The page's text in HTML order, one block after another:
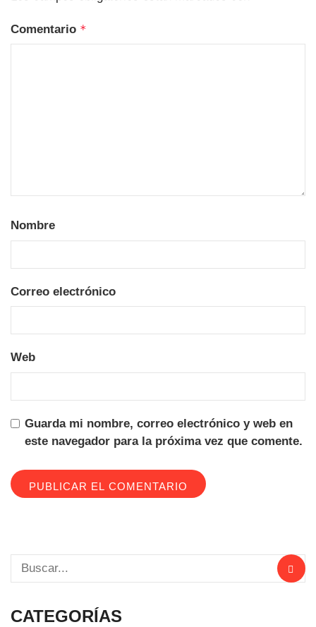
Comentario *
Nombre
Correo electrónico
Web
Guarda mi nombre, correo electrónico y web en
este navegador para la próxima vez que comente.
CATEGORÍAS